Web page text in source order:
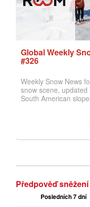
Předpověď
Posledních 7 dní